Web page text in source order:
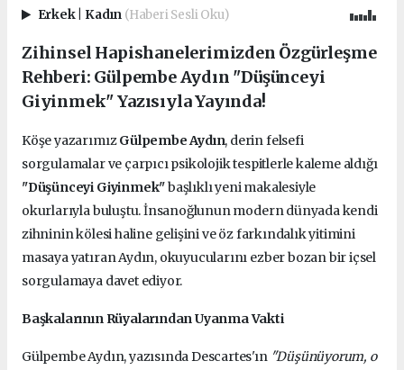
Erkek Kadın (Haberi Sesli Oku)
Zihinsel Hapishanelerimizden Özgürleşme
Rehberi: Gülpembe Aydın "Düşünceyi
Giyinmek" Yazısıyla Yayında!
Köşe yazarımızGülpembe Aydın, derin felsefi
sorgulamalar ve çarpıcı psikolojik tespitlerle kaleme aldığı
"Düşünceyi Giyinmek"başlıklı yeni makalesiyle
okurlarıyla buluştu. İnsanoğlunun modern dünyada kendi
zihninin kölesi haline gelişini ve öz farkındalık yitimini
masaya yatıran Aydın, okuyucularını ezber bozan bir içsel
sorgulamaya davet ediyor.
Başkalarının Rüyalarından Uyanma Vakti
Gülpembe Aydın, yazısında Descartes'ın "Düşünüyorum, o